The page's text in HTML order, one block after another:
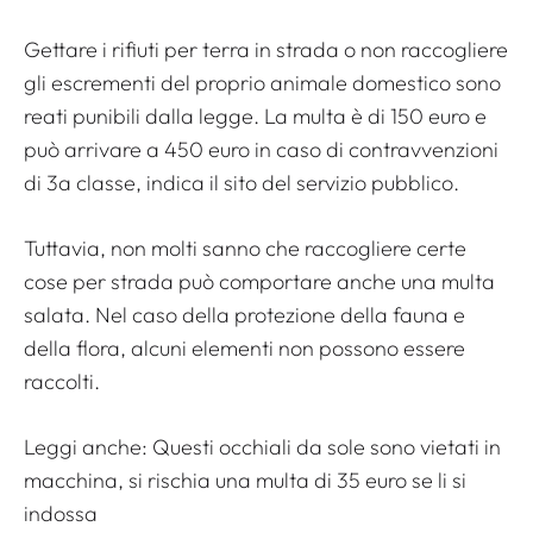
Gettare i rifiuti per terra in strada o non raccogliere
gli escrementi del proprio animale domestico sono
reati punibili dalla legge. La multa è di 150 euro e
può arrivare a 450 euro in caso di contravvenzioni
di 3a classe, indica il sito del servizio pubblico.
Tuttavia, non molti sanno che raccogliere certe
cose per strada può comportare anche una multa
salata. Nel caso della protezione della fauna e
della flora, alcuni elementi non possono essere
raccolti.
Leggi anche: Questi occhiali da sole sono vietati in
macchina, si rischia una multa di 35 euro se li si
indossa